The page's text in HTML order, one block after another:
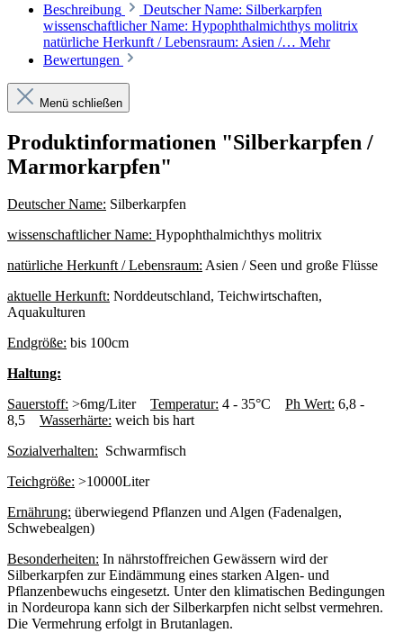
Beschreibung
Deutscher Name: Silberkarpfen
wissenschaftlicher Name: Hypophthalmichthys molitrix
natürliche Herkunft / Lebensraum: Asien /… Mehr
Bewertungen
Menü schließen
Produktinformationen "Silberkarpfen /
Marmorkarpfen"
Deutscher Name: Silberkarpfen
wissenschaftlicher Name: Hypophthalmichthys molitrix
natürliche Herkunft / Lebensraum: Asien / Seen und große Flüsse
aktuelle Herkunft: Norddeutschland, Teichwirtschaften,
Aquakulturen
Endgröße: bis 100cm
Haltung:
Sauerstoff: >6mg/Liter Temperatur: 4 - 35°C Ph Wert: 6,8 -
8,5 Wasserhärte: weich bis hart
Sozialverhalten: Schwarmfisch
Teichgröße: >10000Liter
Ernährung: überwiegend Pflanzen und Algen (Fadenalgen,
Schwebealgen)
Besonderheiten: In nährstoffreichen Gewässern wird der
Silberkarpfen zur Eindämmung eines starken Algen- und
Pflanzenbewuchs eingesetzt. Unter den klimatischen Bedingungen
in Nordeuropa kann sich der Silberkarpfen nicht selbst vermehren.
Die Vermehrung erfolgt in Brutanlagen.